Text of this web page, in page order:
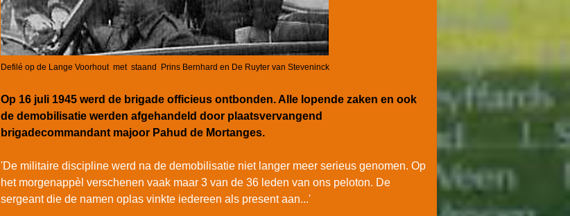
Defilé op de Lange Voorhout met staand Prins Bernhard en De Ruyter van Steveninck
Op 16 juli 1945 werd de brigade officieus ontbonden. Alle lopende zaken en ook
de demobilisatie werden afgehandeld door plaatsvervangend
brigadecommandant majoor Pahud de Mortanges.
'De militaire discipline werd na de demobilisatie niet langer meer serieus genomen. Op
het morgenappè l verschenen vaak maar 3 van de 36 leden van ons peloton. De
sergeant die de namen oplas vinkte iedereen als present aan...'